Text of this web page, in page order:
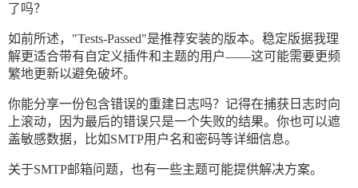
了吗？
如前所述，"Tests-Passed"是推荐安装的版本。稳定版据我理
解更适合带有自定义插件和主题的用户——这可能需要更频
繁地更新以避免破坏。
你能分享一份包含错误的重建日志吗？记得在捕获日志时向
上滚动，因为最后的错误只是一个失败的结果。你也可以遮
盖敏感数据，比如SMTP用户名和密码等详细信息。
关于SMTP邮箱问题，也有一些主题可能提供解决方案。